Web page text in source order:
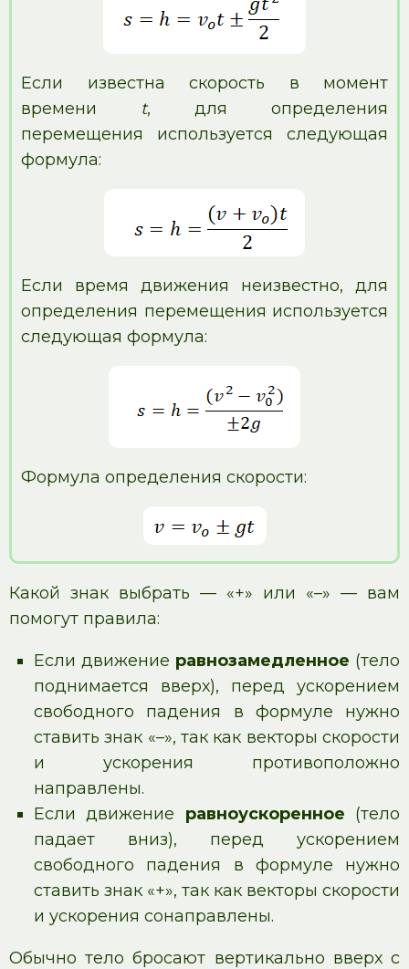
Если известна скорость в момент
времени t, для определения
перемещения используется следующая
формула:
Если время движения неизвестно, для
определения перемещения используется
следующая формула:
Формула определения скорости:
Какой знак выбрать — «+» или «–» — вам
помогут правила:
Если движение равнозамедленное (тело
поднимается вверх), перед ускорением
свободного падения в формуле нужно
ставить знак «–», так как векторы скорости
и ускорения противоположно
направлены.
Если движение равноускоренное (тело
падает вниз), перед ускорением
свободного падения в формуле нужно
ставить знак «+», так как векторы скорости
и ускорения сонаправлены.
Обычно тело бросают вертикально вверх с